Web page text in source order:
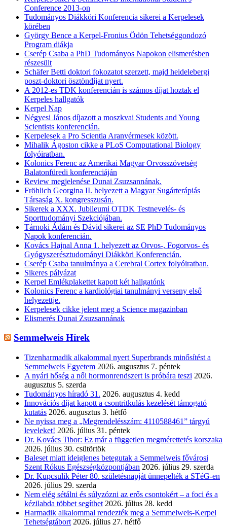
Conference 2013-on
Tudományos Diákköri Konferencia sikerei a Kerpelesek
körében
György Bence a Kerpel-Fronius Ödön Tehetséggondozó
Program diákja
Cserép Csaba a PhD Tudományos Napokon elismerésben
részesült
Schäfer Betti doktori fokozatot szerzett, majd heidelebergi
poszt-doktori ösztöndíjat nyert.
A 2012-es TDK konferencián is számos díjat hoztak el
Kerpeles hallgatók
Kerpel Nap
Négyesi János díjazott a moszkvai Students and Young
Scientists konferencián.
Kerpelesek a Pro Scientia Aranyérmesek között.
Mihalik Ágoston cikke a PLoS Computational Biology
folyóiratban.
Kolonics Ferenc az Amerikai Magyar Orvosszövetség
Balatonfüredi konferenciáján
Review megjelenése Dunai Zsuzsannának.
Fröhlich Georgina II. helyezett a Magyar Sugárterápiás
Társaság X. kongresszusán.
Sikerek a XXX. Jubileumi OTDK Testnevelés- és
Sporttudományi Szekciójában.
Tárnoki Ádám és Dávid sikerei az SE PhD Tudományos
Napok konferencián.
Kovács Hajnal Anna 1. helyezett az Orvos-, Fogorvos- és
Gyógyszerésztudományi Diákköri Konferencián.
Cserép Csaba tanulmánya a Cerebral Cortex folyóiratban.
Sikeres pályázat
Kerpel Emlékplakettet kapott két hallgatónk
Kolonics Ferenc a kardiológiai tanulmányi verseny első
helyezettje.
Kerpelesek cikke jelent meg a Science magazinban
Elismerés Dunai Zsuzsannának
Semmelweis Hírek
Tizenharmadik alkalommal nyert Superbrands minősítést a
Semmelweis Egyetem 2026. augusztus 7. péntek
A nyári hőség a női hormonrendszert is próbára teszi 2026.
augusztus 5. szerda
Tudományos híradó 31. 2026. augusztus 4. kedd
Innovációs díjat kapott a csontritkulás kezelését támogató
kutatás 2026. augusztus 3. hétfő
Ne nyissa meg a „Megrendelésszám: 4110588461” tárgyú
leveleket! 2026. július 31. péntek
Dr. Kovács Tibor: Ez már a független megmérettetés korszaka
2026. július 30. csütörtök
Baleset miatt ideiglenes betegutak a Semmelweis fővárosi
Szent Rókus Egészségközpontjában 2026. július 29. szerda
Dr. Kupcsulik Péter 80. születésnapját ünnepelték a STéG-en
2026. július 29. szerda
Nem elég sétálni és súlyzózni az erős csontokért – a foci és a
kézilabda többet segíthet 2026. július 28. kedd
Harmadik alkalommal rendezték meg a Semmelweis-Kerpel
Tehetségtábort 2026. július 27. hétfő